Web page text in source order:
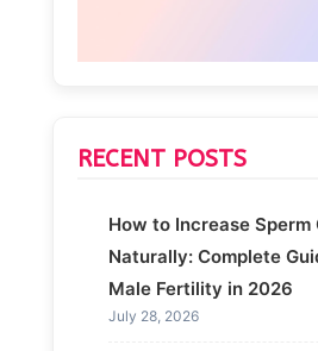
RECENT POSTS
How to Increase Sperm
Naturally: Complete
Male Fertility in 2026
July 28, 2026